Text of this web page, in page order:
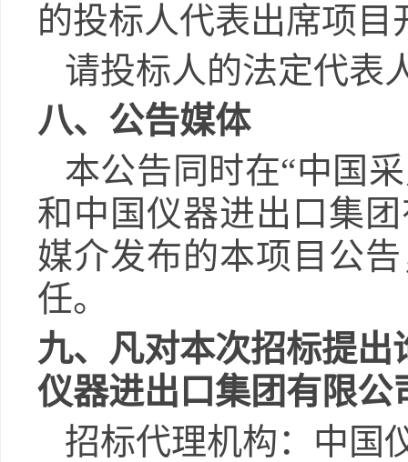
的投标人代表出席项目
请投标人的法定代表
八、公告媒体
本公告 同时在“中国
和中国仪器进出口集
媒介发布的本项目公
任。
九、 凡对本次招标提
仪器进出口集团有限公
招标代理机构： 中国